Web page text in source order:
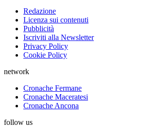
Redazione
Licenza sui contenuti
Pubblicità
Iscriviti alla Newsletter
Privacy Policy
Cookie Policy
network
Cronache Fermane
Cronache Maceratesi
Cronache Ancona
follow us